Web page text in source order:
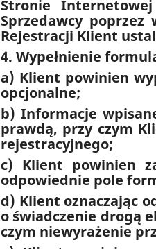
Stronie
Sprzedawcy
Rejestracji Klient
4. Wypełnienie
a) Klient powinien
opcjonalne;
b) Informacje
prawdą, przy czym
rejestracyjnego;
c) Klient powinien
odpowiednie pole
d) Klient oznaczając
o świadczenie drogą
czym niewyrażenie